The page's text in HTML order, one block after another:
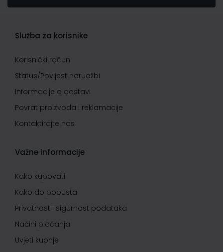
Služba za korisnike
Korisnički račun
Status/Povijest narudžbi
Informacije o dostavi
Povrat proizvoda i reklamacije
Kontaktirajte nas
Važne informacije
Kako kupovati
Kako do popusta
Privatnost i sigurnost podataka
Načini plaćanja
Uvjeti kupnje